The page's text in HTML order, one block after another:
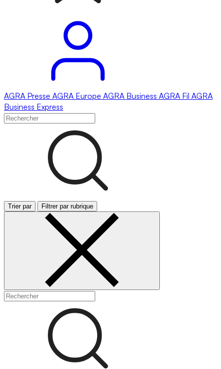
AGRA Presse AGRA Europe AGRA Business AGRA Fil AGRA
Business Express
Trier par Filtrer par rubrique